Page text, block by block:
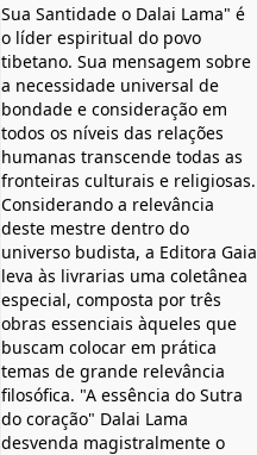
Sua Santidade o Dalai Lama" é
o líder espiritual do povo
tibetano. Sua mensagem sobre
a necessidade universal de
bondade e consideração em
todos os níveis das relações
humanas transcende todas as
fronteiras culturais e religiosas.
Considerando a relevância
deste mestre dentro do
universo budista, a Editora Gaia
leva às livrarias uma coletânea
especial, composta por três
obras essenciais àqueles que
buscam colocar em prática
temas de grande relevância
filosófica. "A essência do Sutra
do coração" Dalai Lama
desvenda magistralmente o